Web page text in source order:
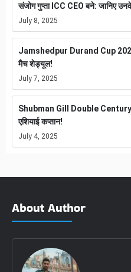
संजोग गुप्ता ICC CEO बने: जानिए
July 8, 2025
Jamshedpur Durand Cup
मैच शेड्यूल!
July 7, 2025
Shubman Gill Double Century:
एशियाई कप्तान!
July 4, 2025
About Author